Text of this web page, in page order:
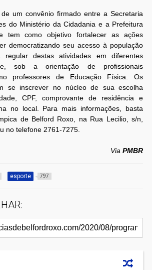
um convênio firmado entre a Secretaria
do Ministério da Cidadania e a Prefeitura
tem como objetivo fortalecer as ações
democratizando seu acesso à população
regular destas atividades em diferentes
sob a orientação de profissionais
professores de Educação Física. Os
se inscrever no núcleo de sua escolha
CPF, comprovante de residência e
no local. Para mais informações, basta
de Belford Roxo, na Rua Lecilio, s/n,
no telefone 2761-7275.
ViaPMBR
esporte 797